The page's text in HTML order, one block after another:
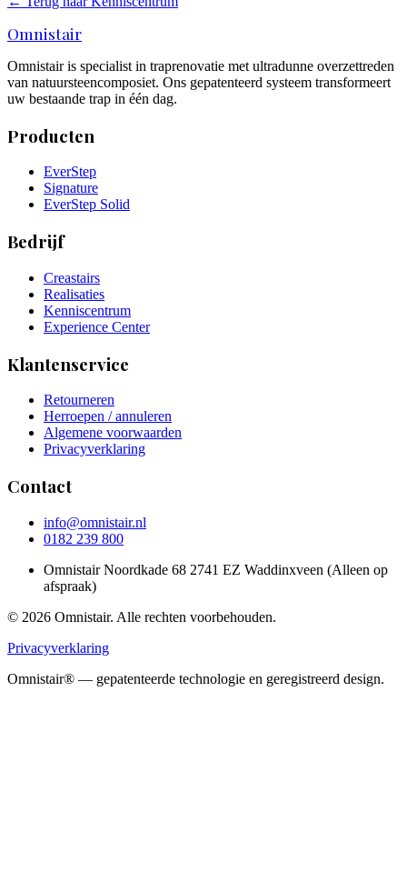
Omnistair
Omnistair is specialist in traprenovatie met ultradunne overzettreden
van natuursteencomposiet. Ons gepatenteerd systeem transformeert
uw bestaande trap in één dag.
Producten
EverStep
Signature
EverStep Solid
Bedrijf
Creastairs
Realisaties
Kenniscentrum
Experience Center
Klantenservice
Retourneren
Herroepen / annuleren
Algemene voorwaarden
Privacyverklaring
Contact
info@omnistair.nl
0182 239 800
Omnistair Noordkade 68 2741 EZ Waddinxveen (Alleen op
afspraak)
© 2026 Omnistair. Alle rechten voorbehouden.
Privacyverklaring
Omnistair® — gepatenteerde technologie en geregistreerd design.